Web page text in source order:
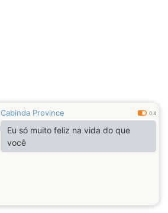
Cabinda Province 0.4
Eu só muito feliz na vida do que
você